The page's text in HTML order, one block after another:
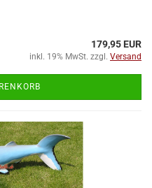
179,95 EUR
inkl. 19% MwSt. zzgl. Versand